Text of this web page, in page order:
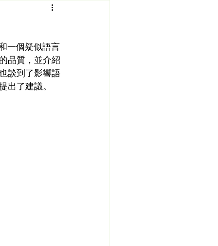
一個疑似語言
品質，並介紹
談到了影響語
出了建議。